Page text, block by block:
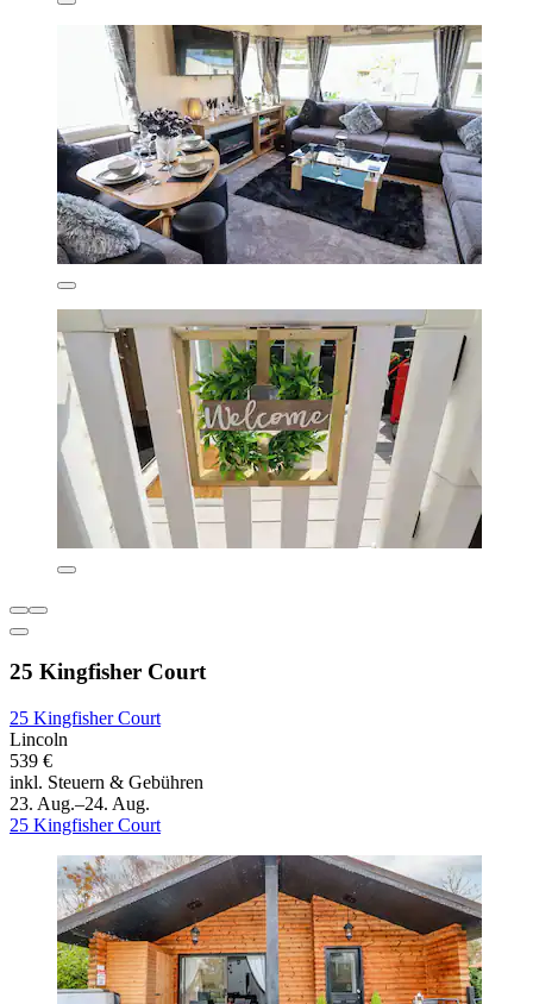
25 Kingfisher Court
25 Kingfisher Court
Lincoln
539 €
inkl. Steuern & Gebühren
23. Aug.–24. Aug.
25 Kingfisher Court